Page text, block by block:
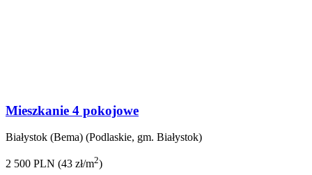
Mieszkanie 4 pokojowe
Białystok (Bema) (Podlaskie, gm. Białystok)
2 500 PLN (43 zł/m2)